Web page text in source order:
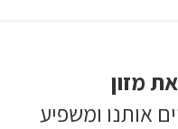
מזון
אותנו ומשפיע